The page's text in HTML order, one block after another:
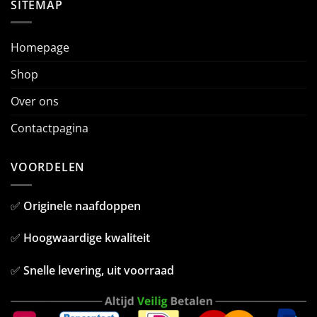
SITEMAP
Homepage
Shop
Over ons
Contactpagina
VOORDELEN
✅ Originele naafdoppen
✅ Hoogwaardige kwaliteit
✅ Snelle levering, uit voorraad